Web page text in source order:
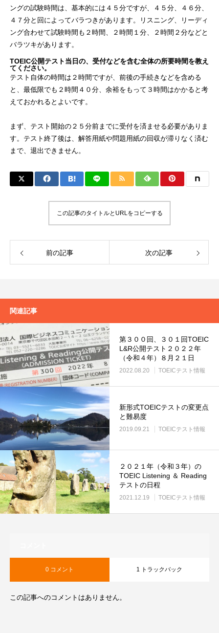
ングの試験時間は、基本的には４５分ですが、４５分、４６分、
４７分と回によってバラつきがあります。リスニング、リーディ
ング合わせて試験時間も２時間、２時間１分、２時間２分などと
バラツキがあります。
TOEIC公開テスト当日の、受付などを含む全体の所要時間を教え
てください。
テスト自体の時間は２時間ですが、前後の手続きなどを含める
と、最低限でも２時間４０分、余裕をもって３時間はかかると考
えておかれるとよいです。
まず、テスト開始の２５分前までに受付を済ませる必要がありま
す。テスト終了後は、解答用紙や問題用紙の回収が滞りなく済む
まで、退出できません。
この記事のタイトルとURLをコピーする
前の記事 次の記事
関連記事
第３００回、３０１回TOEIC
L&R公開テスト２０２２年
（令和４年）８月２１日
2022.08.20 TOEICテスト情報
新形式TOEICテストの変更点
と難易度
2019.09.21 TOEICテスト情報
２０２１年（令和３年）の
TOEIC Listening ＆ Reading
テストの日程
2021.12.19 TOEICテスト情報
0 コメント 1 トラックバック
この記事へのコメントはありません。